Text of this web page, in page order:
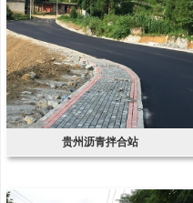
贵州沥青拌合站